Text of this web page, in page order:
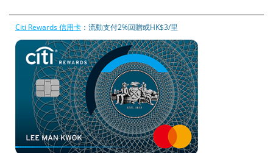
Citi Rewards 信用卡 ：流動支付2%回贈或HK$3/里